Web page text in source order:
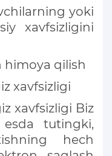
yoki
xavfsizligini
himoya qilish
xavfsizligi
xavfsizligi Biz
tutingki,
hech